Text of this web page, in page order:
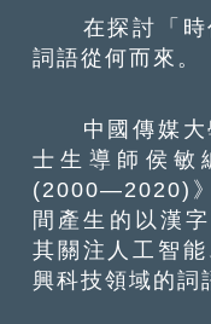
在探討「時
詞語從何而來。
中國傳媒大
士生導師侯敏
(2000—2020)
間產生的以漢
其關注人工智
興科技領域的詞